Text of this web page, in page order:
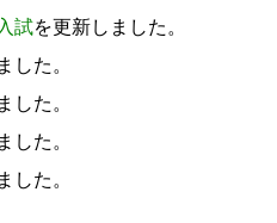
試を更新しました。
した。
した。
した。
した。